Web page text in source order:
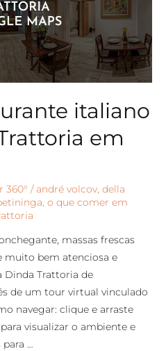
italiano
em
360° / andré volcov della
o que comer em
massas frescas
muito bem atenciosa e
Dinda Trattoria de
de um tour virtual vinculado
navegar: clique e arraste
visualizar o ambiente e
para …